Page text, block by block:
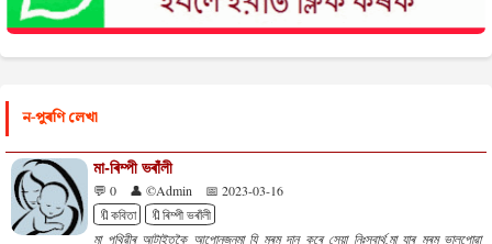
ন-পুৰণি লেখা
মা-ৰিম্পী ভৰাঁলী
💬 0 👤 ©Admin
📅 2023-03-16
🔖কবিতা
🔖ৰিম্পী ভৰাঁলী
মা পৃথিৱীৰ আটাইতকৈ আপোনজনমা যি মৰম দান কৰে সেয়া নিঃস্বাৰ্থ,মা যাৰ মৰম ভালপোৱা